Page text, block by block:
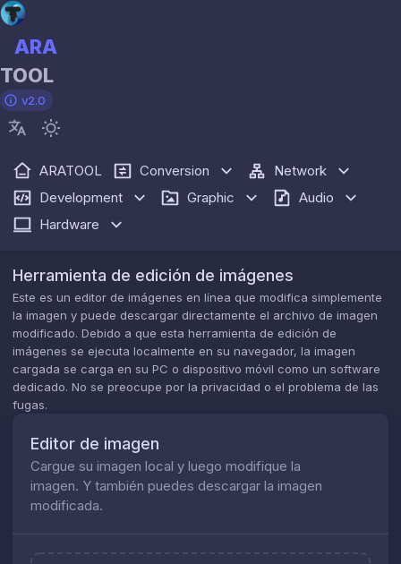
ARA
TOOL
v2.0
ARATOOL Conversion
Network
Development
Graphic
Audio
Hardware
Herramienta de edición de imágenes
Este es un editor de imágenes en línea que modifica simplemente
la imagen y puede descargar directamente el archivo de imagen
modificado. Debido a que esta herramienta de edición de
imágenes se ejecuta localmente en su navegador, la imagen
cargada se carga en su PC o dispositivo móvil como un software
dedicado. No se preocupe por la privacidad o el problema de las
fugas.
Editor de imagen
Cargue su imagen local y luego modifique la
imagen. Y también puedes descargar la imagen
modificada.